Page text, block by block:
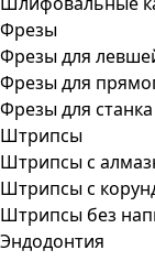
Фрезы
Фрезы для
Фрезы для
Фрезы для станка
Штрипсы
Штрипсы c
Штрипсы c
Штрипсы без
Эндодонтия